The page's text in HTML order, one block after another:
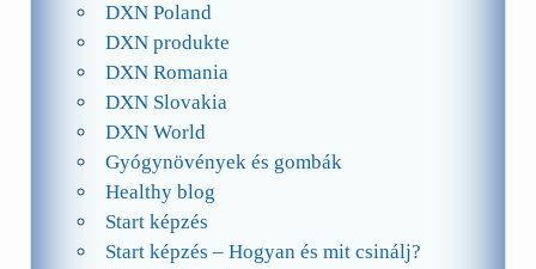
DXN Poland
DXN produkte
DXN Romania
DXN Slovakia
DXN World
Gyógynövények és gombák
Healthy blog
Start képzés
Start képzés – Hogyan és mit csinálj?